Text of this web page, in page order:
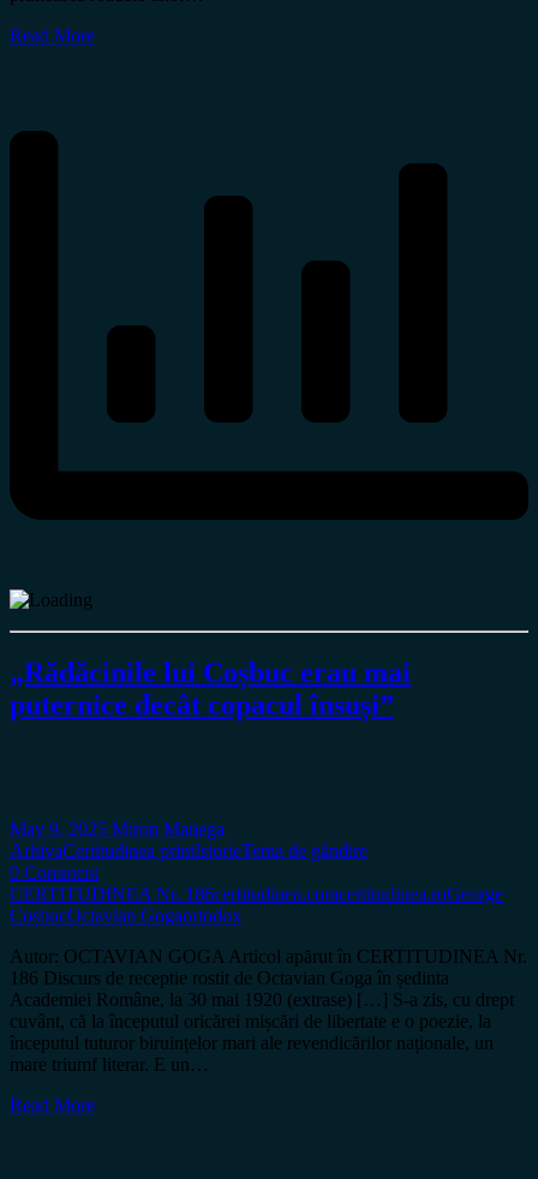
Read More
„Rădăcinile lui Coșbuc erau mai
puternice decât copacul însuși”
May 9, 2025 Miron Manega
ArhivaCertitudinea printIstorieTema de gândire
0 Comment
CERTITUDINEA Nr. 186certitudinea.comcertitudinea.roGeorge
CoșbucOctavian Gogaortodox
Autor: OCTAVIAN GOGA Articol apărut în CERTITUDINEA Nr.
186 Discurs de receptie rostit de Octavian Goga în ședinta
Academiei Române, la 30 mai 1920 (extrase) […] S-a zis, cu drept
cuvânt, că la începutul oricărei mișcări de libertate e o poezie, la
începutul tuturor biruințelor mari ale revendicărilor naționale, un
mare triumf literar. E un…
Read More